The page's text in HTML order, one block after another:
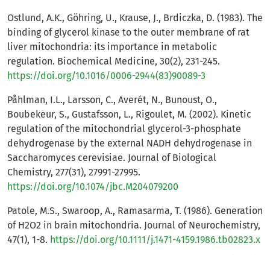
Ostlund, A.K., Göhring, U., Krause, J., Brdiczka, D. (1983). The
binding of glycerol kinase to the outer membrane of rat
liver mitochondria: its importance in metabolic
regulation. Biochemical Medicine, 30(2), 231-245.
https://doi.org/10.1016/0006-2944(83)90089-3
Påhlman, I.L., Larsson, C., Averét, N., Bunoust, O.,
Boubekeur, S., Gustafsson, L., Rigoulet, M. (2002). Kinetic
regulation of the mitochondrial glycerol-3-phosphate
dehydrogenase by the external NADH dehydrogenase in
Saccharomyces cerevisiae. Journal of Biological
Chemistry, 277(31), 27991-27995.
https://doi.org/10.1074/jbc.M204079200
Patole, M.S., Swaroop, A., Ramasarma, T. (1986). Generation
of H2O2 in brain mitochondria. Journal of Neurochemistry,
47(1), 1-8. https://doi.org/10.1111/j.1471-4159.1986.tb02823.x